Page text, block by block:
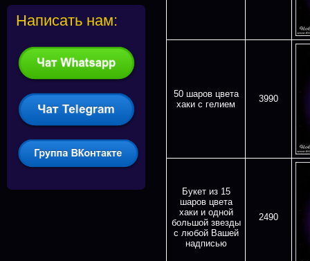
Написать нам:
50 шаров цвета
хаки с гелием
3990
Букет из 15
шаров цвета
хаки и одной
большой звезды
с любой Вашей
надписью
2490